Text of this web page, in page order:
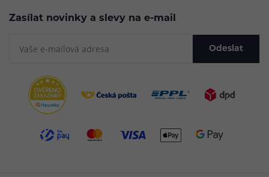
Zasílat novinky a slevy na e-mail
Odeslat